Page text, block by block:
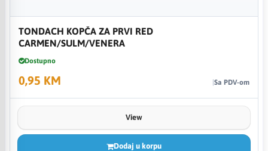
TONDACH KOPČA ZA PRVI RED
CARMEN/SULM/VENERA
Dostupno
0,95 KM Sa PDV-om
View
Dodaj u korpu